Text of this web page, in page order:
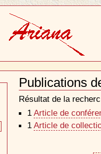
Publications
Document
Actions
Résultat de la
1 Article de
1 Article de